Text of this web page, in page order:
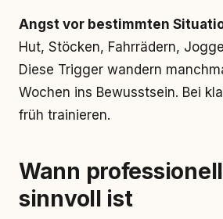
Angst vor bestimmten
Hut, Stöcken, Fahrrädern,
Diese Trigger wandern
Wochen ins Bewusstsein. Bei
früh trainieren.
Wann
sinnvoll ist